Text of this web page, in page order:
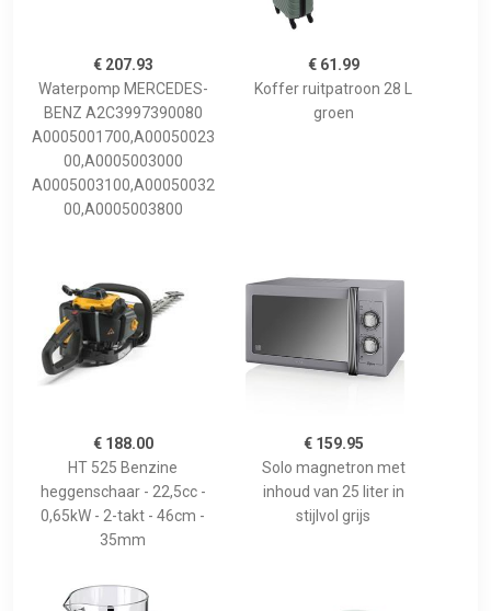
€ 207.93
Waterpomp MERCEDES-
BENZ A2C3997390080
A0005001700,A00050023
00,A0005003000
A0005003100,A00050032
00,A0005003800
€ 61.99
Koffer ruitpatroon 28 L
groen
€ 188.00
HT 525 Benzine
heggenschaar - 22,5cc -
0,65kW - 2-takt - 46cm -
35mm
€ 159.95
Solo magnetron met
inhoud van 25 liter in
stijlvol grijs